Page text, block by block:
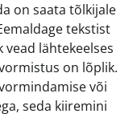
on saata tõlkijale
tekstist
lähtekeelses
on lõplik.
või
seda kiiremini